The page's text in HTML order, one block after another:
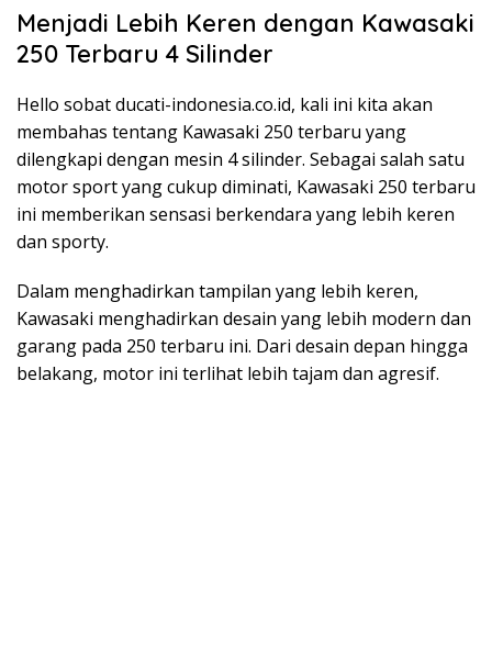
Menjadi Lebih Keren dengan Kawasaki
250 Terbaru 4 Silinder
Hello sobat ducati-indonesia.co.id, kali ini kita akan
membahas tentang Kawasaki 250 terbaru yang
dilengkapi dengan mesin 4 silinder. Sebagai salah satu
motor sport yang cukup diminati, Kawasaki 250 terbaru
ini memberikan sensasi berkendara yang lebih keren
dan sporty.
Dalam menghadirkan tampilan yang lebih keren,
Kawasaki menghadirkan desain yang lebih modern dan
garang pada 250 terbaru ini. Dari desain depan hingga
belakang, motor ini terlihat lebih tajam dan agresif.